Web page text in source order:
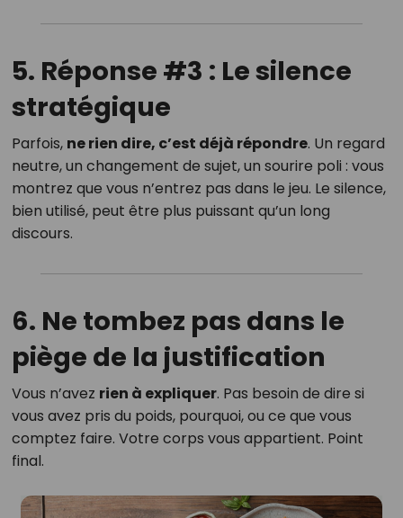
5. Réponse #3 : Le silence
stratégique
Parfois, ne rien dire, c’est déjà répondre. Un regard
neutre, un changement de sujet, un sourire poli : vous
montrez que vous n’entrez pas dans le jeu. Le silence,
bien utilisé, peut être plus puissant qu’un long
discours.
6. Ne tombez pas dans le
piège de la justification
Vous n’avez rien à expliquer. Pas besoin de dire si
vous avez pris du poids, pourquoi, ou ce que vous
comptez faire. Votre corps vous appartient. Point
final.